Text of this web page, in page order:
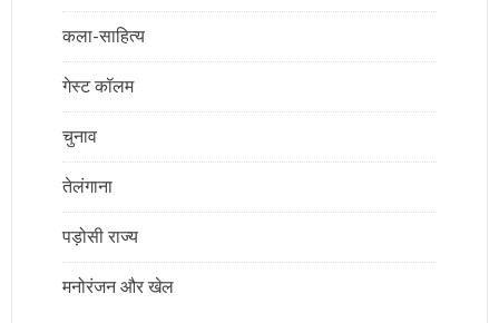
कला-साहित्य
गेस्ट कॉलम
चुनाव
तेलंगाना
पड़ोसी राज्य
मनोरंजन और खेल